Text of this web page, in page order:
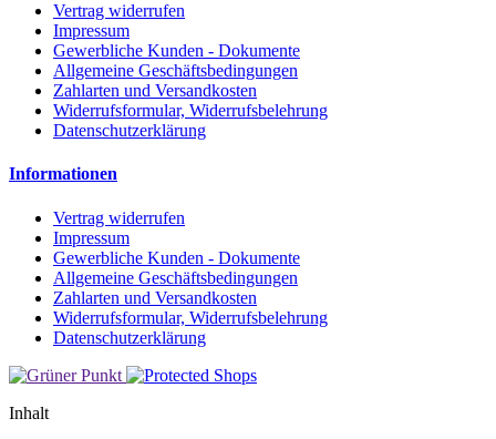
Vertrag widerrufen
Impressum
Gewerbliche Kunden - Dokumente
Allgemeine Geschäftsbedingungen
Zahlarten und Versandkosten
Widerrufsformular, Widerrufsbelehrung
Datenschutzerklärung
Informationen
Vertrag widerrufen
Impressum
Gewerbliche Kunden - Dokumente
Allgemeine Geschäftsbedingungen
Zahlarten und Versandkosten
Widerrufsformular, Widerrufsbelehrung
Datenschutzerklärung
Inhalt